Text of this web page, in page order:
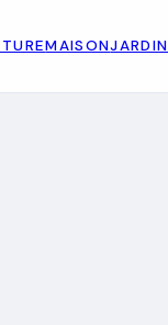
MAISONJARDIN